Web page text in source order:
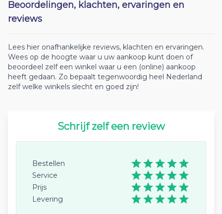
Beoordelingen, klachten, ervaringen en
reviews
Lees hier onafhankelijke reviews, klachten en ervaringen.
Wees op de hoogte waar u uw aankoop kunt doen of
beoordeel zelf een winkel waar u een (online) aankoop
heeft gedaan. Zo bepaalt tegenwoordig heel Nederland
zelf welke winkels slecht en goed zijn!
Schrijf zelf een review
Bestellen
Service
Prijs
Levering